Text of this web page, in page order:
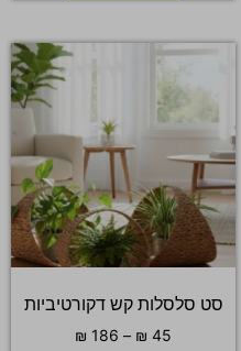
סט סלסלות קש דקורטיביות
₪ 45
–
₪ 186